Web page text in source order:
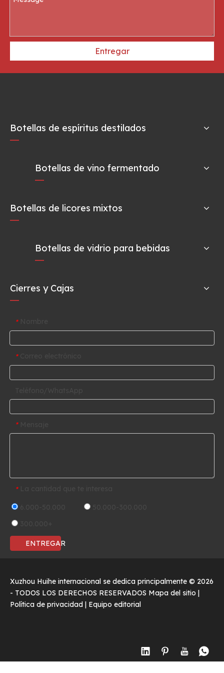
Entregar
Botellas de espíritus destilados
Botellas de vino fermentado
Botellas de licores mixtos
Botellas de vidrio para bebidas
Cierres y Cajas
*
*
*
*
ENTREGAR
Xuzhou Huihe internacional se dedica principalmente © 2026
- TODOS LOS DERECHOS RESERVADOS Mapa del sitio
Política de privacidad
Equipo editorial